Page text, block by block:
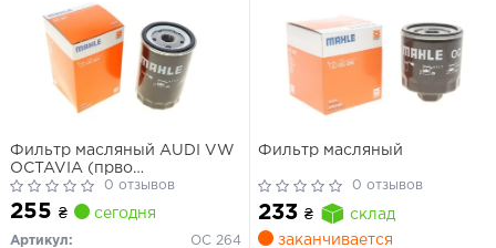
Фильтр масляный AUDI VW
OCTAVIA (прво
KnechtMahle)0 отзывов
255 ₴ сегодня
Артикул:
OC 264
Фильтр масляный
0 отзывов
233 ₴
склад
заканчивается